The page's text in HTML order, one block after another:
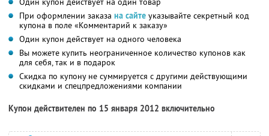
При оформлении заказа на сайте указывайте секретный код
купона в поле «Комментарий к заказу»
Один купон действует на одного человека
Вы можете купить неограниченное количество купонов как
для себя, так и в подарок
Скидка по купону не суммируется с другими действующими
скидками и спецпредложениями компании
Купон действителен по 15 января 2012 включительно